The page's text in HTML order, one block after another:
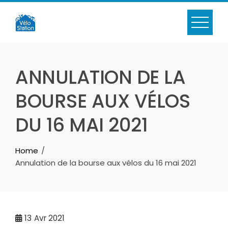
Skip
content
ANNULATION DE LA
BOURSE AUX VÉLOS
DU 16 MAI 2021
Home
Annulation de la bourse aux vélos du 16 mai 2021
13 Avr 2021